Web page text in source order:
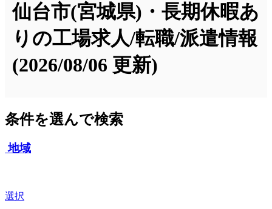
仙台市(宮城県)・長期休暇あ
りの工場求人/転職/派遣情報
(2026/08/06 更新)
条件を選んで検索
地域
選択